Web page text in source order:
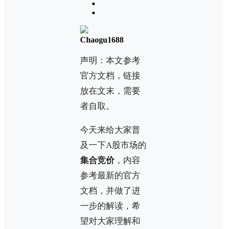
Chaogu1688
声明：本文参考
官方文档，链接
放在文末，需要
者自取。
今天来给大家普
及一下A股市场的
集合竞价，内容
参考最新的官方
文档，并做了进
一步的解读，希
望对大家理解和